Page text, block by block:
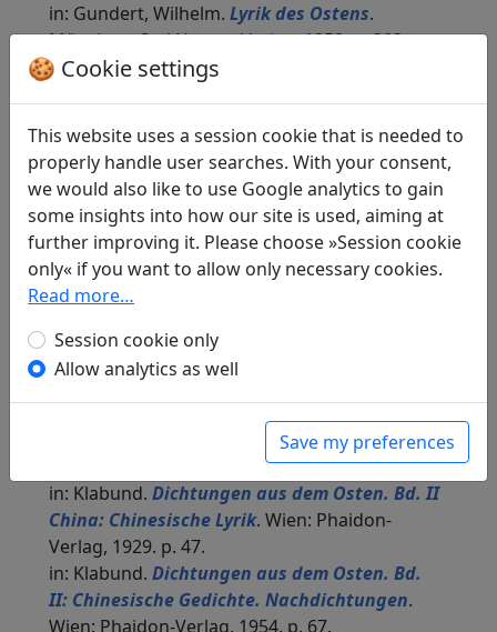
in: Gundert, Wilhelm. Lyrik des Ostens.
München: Carl Hanser Verlag, 1952. p. 303.
in: Eich, Günter.Aus dem Chinesischen (1949,
Manfred Hausmann(1898–1986): Gram
in: Hausmann, Manfred.Hinter dem
Perlenvorhang. Frankfurt a. M.: S. Fischer
Verlag, 1954. p. 79.
Thomas O. Höllmann(1952–): Lieder von
herbstlich gestimmten Ufern (15)
in: Höllmann, Thomas O.
Melancholie: Sechzig Gedichte aus dem alten
China. Schupfart: Engeler, 2022. p. 16.
in: Höllmann, Thomas O.
(1890–1928): Blick in den Spiegel
in: Klabund. Dichtungen aus dem Osten. Bd. II
China: Chinesische Lyrik. Wien: Phaidon-
Verlag, 1929. p. 47.
in: Klabund. Dichtungen aus dem Osten. Bd.
II: Chinesische Gedichte. Nachdichtungen.
Wien: Phaidon-Verlag, 1954. p. 67.
🍪 Cookie settings
This website uses a session cookie that is needed to
properly handle user searches. With your consent,
we would also like to use Google analytics to gain
some insights into how our site is used, aiming at
further improving it. Please choose »Session cookie
only« if you want to allow only necessary cookies.
Read more…
Session cookie only
Allow analytics as well
Save my preferences